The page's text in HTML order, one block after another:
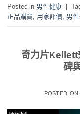
Posted in 男性健康 |
正品購買
用家評價 男
奇力片Kellett
碑
POSTED ON